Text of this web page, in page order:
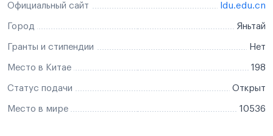
Официальный сайт ldu.edu.cn
Город Яньтай
Гранты и стипендии Нет
Место в Китае 198
Статус подачи Открыт
Место в мире 10536